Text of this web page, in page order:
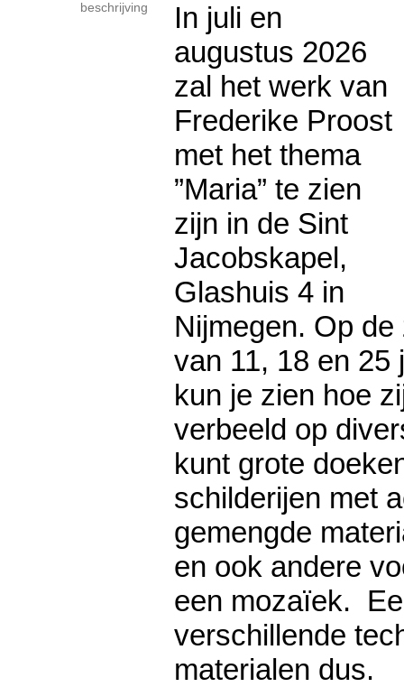
beschrijving
In juli en
augustus 2026
zal het werk van
Frederike Proost
met het thema
”Maria” te zien
zijn in de Sint
Jacobskapel,
Glashuis 4 in
Nijmegen. Op
van 11, 18 en 25
kun je zien hoe
verbeeld op
kunt grote
schilderijen met
gemengde
en ook andere
een mozaïek.
verschillende
materialen dus.